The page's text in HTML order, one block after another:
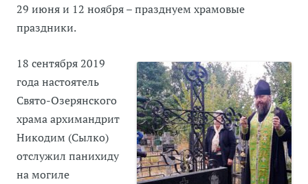
29 июня и 12 ноября – празднуем храмовые
праздники.
18 сентября 2019
года настоятель
Свято-Озерянского
храма архимандрит
Никодим (Сылко)
отслужил панихиду
на могиле